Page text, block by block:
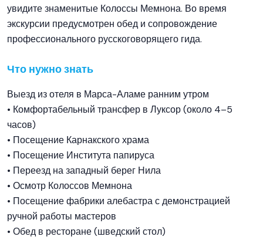
увидите знаменитые Колоссы Мемнона. Во время
экскурсии предусмотрен обед и сопровождение
профессионального русскоговорящего гида.
Что нужно знать
Выезд из отеля в Марса-Аламе ранним утром
• Комфортабельный трансфер в Луксор (около 4–5
часов)
• Посещение Карнакского храма
• Посещение Института папируса
• Переезд на западный берег Нила
• Осмотр Колоссов Мемнона
• Посещение фабрики алебастра с демонстрацией
ручной работы мастеров
• Обед в ресторане (шведский стол)